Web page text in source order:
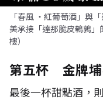
「春風 ・紅葡萄酒」與
美承接「達那脆皮鵪鶉
樓）
第五杯 金牌埔
最後一杯甜點酒，